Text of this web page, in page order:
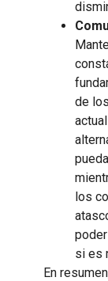
de
los
si es
En